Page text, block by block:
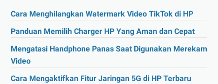
Cara Menghilangkan Watermark Video TikTok di HP
Panduan Memilih Charger HP Yang Aman dan Cepat
Mengatasi Handphone Panas Saat Digunakan Merekam
Video
Cara Mengaktifkan Fitur Jaringan 5G di HP Terbaru